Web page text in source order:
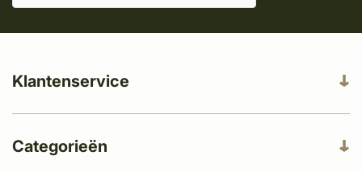
Klantenservice
Categorieën